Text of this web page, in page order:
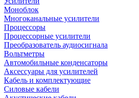
Моноблок
Многоканальные усилители
Процессоры
Процессорные усилители
Преобразователь аудиосигнала
Вольтметры
Автомобильные конденсаторы
Аксессуары для усилителей
Кабель и комплектующие
Силовые кабели